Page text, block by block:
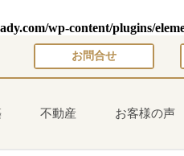
wp-content/plugins/
お問合せ
不動産 お客様の声